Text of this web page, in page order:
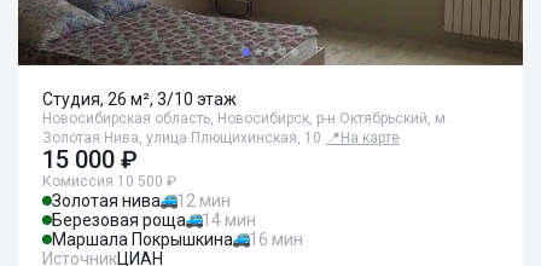
Студия, 26 м², 3/10 этаж
Новосибирская область, Новосибирск, р-н Октябрьский, м.
Золотая Нива, улица Плющихинская, 10 📍 На карте
15 000 ₽
Комиссия 10 500 ₽
Золотая нива
12 мин
Березовая роща
14 мин
Маршала Покрышкина
16 мин
ИсточникЦИАН